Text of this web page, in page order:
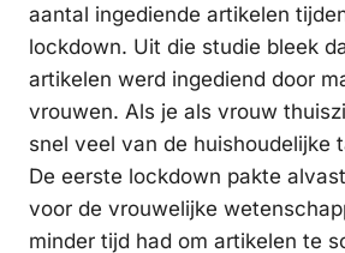
aantal ingediende artikelen
lockdown. Uit die studie bleek
artikelen werd ingediend door
vrouwen. Als je als vrouw
snel veel van de huishoudelijke
De eerste lockdown pakte
voor de vrouwelijke
minder tijd had om artikelen te